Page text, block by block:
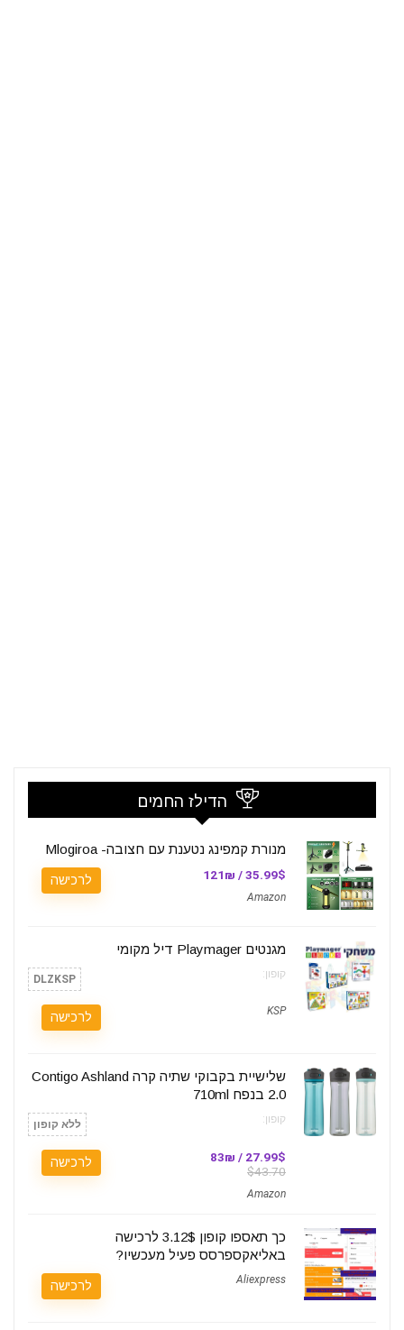
הדילז החמים
מנורת קמפינג נטענת עם חצובה- Mlogiroa
35.99$ / 121₪
Amazon
לרכישה
מגנטים Playmager דיל מקומי
קופון: DLZKSP
KSP לרכישה
שלישיית בקבוקי שתיה קרה Contigo Ashland
2.0 בנפח 710ml
קופון: ללא קופון
27.99$ / 83₪
$43.70
Amazon
לרכישה
כך תאספו קופון 3.12$ לרכישה
באליאקספרסס פעיל מעכשיו?
Aliexpress לרכישה